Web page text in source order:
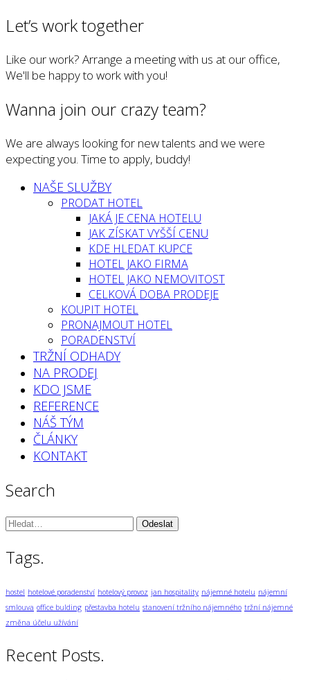
Let’s work together
Like our work? Arrange a meeting with us at our office,
We'll be happy to work with you!
Wanna join our crazy team?
We are always looking for new talents and we were
expecting you. Time to apply, buddy!
NAŠE SLUŽBY
PRODAT HOTEL
JAKÁ JE CENA HOTELU
JAK ZÍSKAT VYŠŠÍ CENU
KDE HLEDAT KUPCE
HOTEL JAKO FIRMA
HOTEL JAKO NEMOVITOST
CELKOVÁ DOBA PRODEJE
KOUPIT HOTEL
PRONAJMOUT HOTEL
PORADENSTVÍ
TRŽNÍ ODHADY
NA PRODEJ
KDO JSME
REFERENCE
NÁŠ TÝM
ČLÁNKY
KONTAKT
Search
Vyhledávání:
Tags.
hostel hotelové poradenství hotelový provoz jan hospitality nájemné hotelu nájemní
smlouva office bulding přestavba hotelu stanovení tržního nájemného tržní nájemné
změna účelu užívání
Recent Posts.